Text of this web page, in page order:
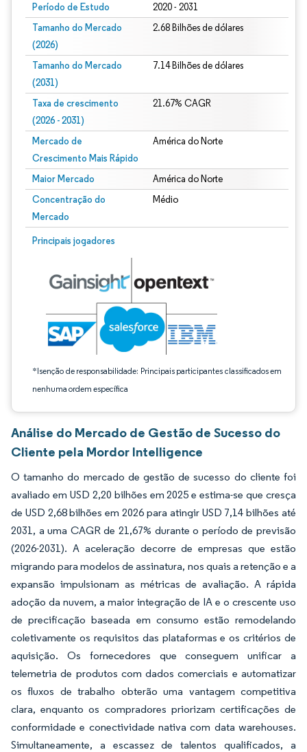
Período de Estudo 2020 - 2031
Tamanho do Mercado
(2026)
2.68 Bilhões de dólares
Tamanho do Mercado
(2031)
7.14 Bilhões de dólares
Taxa de crescimento
(2026 - 2031)
21.67% CAGR
Mercado de
Crescimento Mais Rápido
América do Norte
Maior Mercado América do Norte
Concentração do
Mercado
Médio
Principais jogadores
*Isenção de responsabilidade: Principais participantes classificados em
nenhuma ordem específica
Imagem © Mordor Intelligence. O reuso requer atribuição conforme CC BY 4.0.
Análise do Mercado de Gestão de Sucesso do
Cliente pela Mordor Intelligence
O tamanho do mercado de gestão de sucesso do cliente foi
avaliado em USD 2,20 bilhões em 2025 e estima-se que cresça
de USD 2,68 bilhões em 2026 para atingir USD 7,14 bilhões até
2031, a uma CAGR de 21,67% durante o período de previsão
(2026-2031). A aceleração decorre de empresas que estão
migrando para modelos de assinatura, nos quais a retenção e a
expansão impulsionam as métricas de avaliação. A rápida
adoção da nuvem, a maior integração de IA e o crescente uso
de precificação baseada em consumo estão remodelando
coletivamente os requisitos das plataformas e os critérios de
aquisição. Os fornecedores que conseguem unificar a
telemetria de produtos com dados comerciais e automatizar
os fluxos de trabalho obterão uma vantagem competitiva
clara, enquanto os compradores priorizam certificações de
conformidade e conectividade nativa com data warehouses.
Simultaneamente, a escassez de talentos qualificados, a